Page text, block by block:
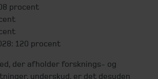
procent
120 procent
der afholder forsknings- og
underskud, er det desuden